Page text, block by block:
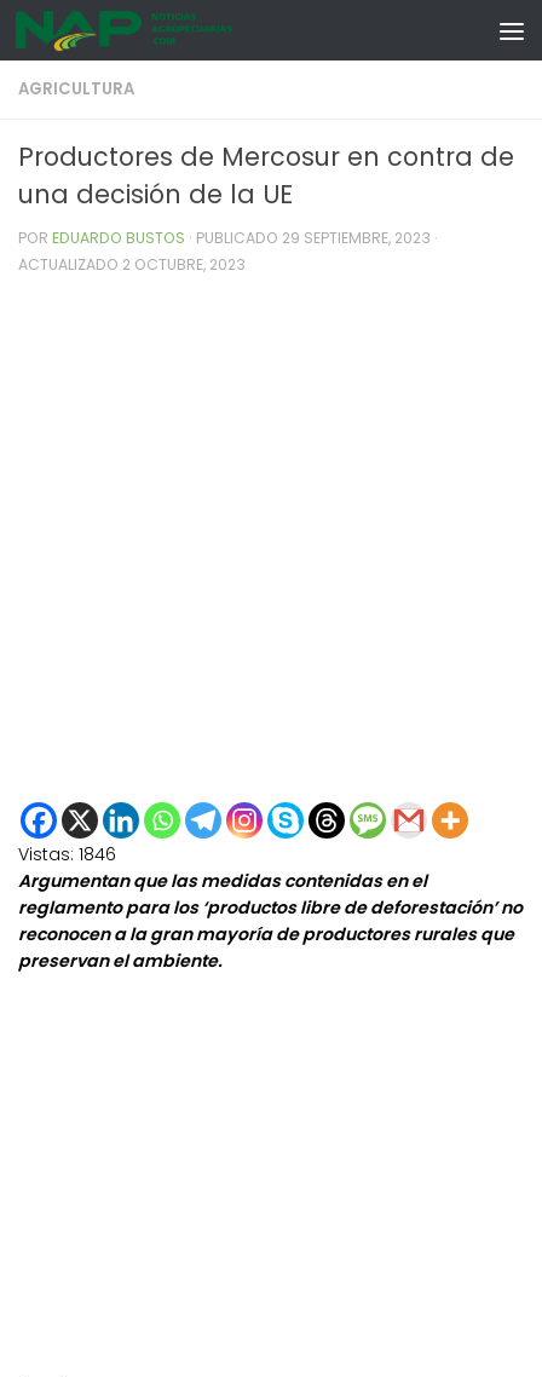
Skip to content
AGRICULTURA
Productores de Mercosur en contra de
una decisión de la UE
POR EDUARDO BUSTOS · PUBLICADO 29 SEPTIEMBRE, 2023 ·
ACTUALIZADO 2 OCTUBRE, 2023
Vistas: 1846
Argumentan que las medidas contenidas en el
reglamento para los ‘productos libre de deforestación’ no
reconocen a la gran mayoría de productores rurales que
preservan el ambiente.